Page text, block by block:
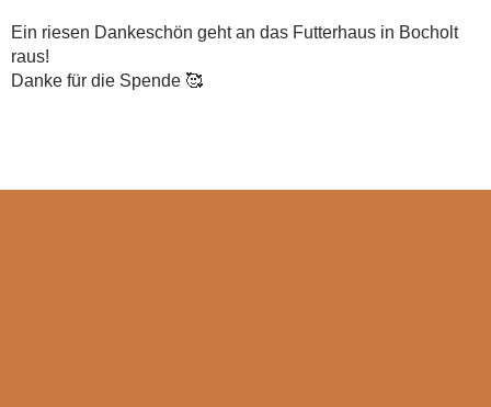
Ein riesen Dankeschön geht an das Futterhaus in Bocholt
raus!
Danke für die Spende 🥰